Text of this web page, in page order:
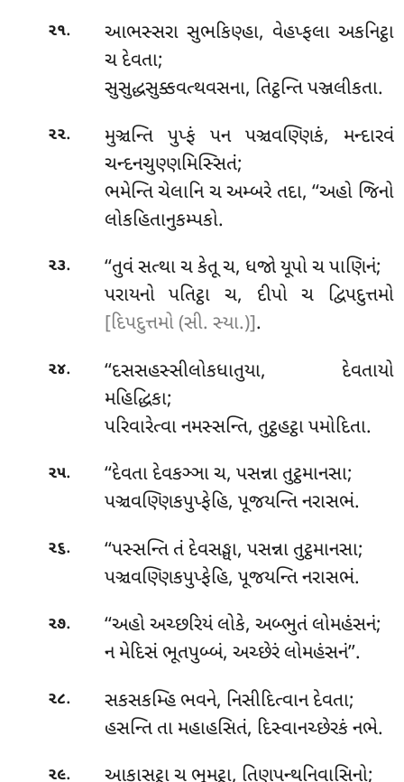
૨૧. આભસ્સરા સુભકિણ્હા, વેહપ્ફલા અકનિટ્ઠા
ચ દેવતા;
સુસુદ્ધસુક્કવત્થવસના, તિટ્ઠન્તિ પઞ્જલીકતા.
૨૨.
મુઞ્ચન્તિ પુપ્ફં પન પઞ્ચવણ્ણિકં, મન્દારવં
ચન્દનચુણ્ણમિસ્સિતં;
ભમેન્તિ ચેલાનિ ચ અમ્બરે તદા, ‘‘અહો જિનો
લોકહિતાનુકમ્પકો.
૨૩.
‘‘તુવં સત્થા ચ કેતૂ ચ, ધજો યૂપો ચ પાણિનં;
પરાયનો પતિટ્ઠા ચ, દીપો ચ દ્વિપદુત્તમો
[દિપદુત્તમો (સી. સ્યા.)].
૨૪.
‘‘દસસહસ્સીલોકધાતુયા, દેવતાયો
મહિદ્ધિકા;
પરિવારેત્વા નમસ્સન્તિ, તુટ્ઠહટ્ઠા પમોદિતા.
૨૫.
‘‘દેવતા દેવકઞ્ઞા ચ, પસન્ના તુટ્ઠમાનસા;
પઞ્ચવણ્ણિકપુપ્ફેહિ, પૂજયન્તિ નરાસભં.
૨૬. ‘‘પસ્સન્તિ તં દેવસઙ્ઘા, પસન્ના તુટ્ઠમાનસા;
પઞ્ચવણ્ણિકપુપ્ફેહિ, પૂજયન્તિ નરાસભં.
૨૭.
‘‘અહો અચ્છરિયં લોકે, અબ્ભુતં લોમહંસનં;
ન મેદિસં ભૂતપુબ્બં, અચ્છેરં લોમહંસનં’’.
૨૮.
સકસકમ્હિ ભવને, નિસીદિત્વાન દેવતા;
હસન્તિ તા મહાહસિતં, દિસ્વાનચ્છેરકં નભે.
૨૯.